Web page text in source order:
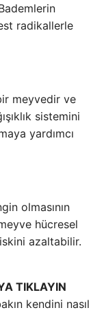
radikallerle
meyvedir ve
sistemini
yardımcı
olmasının
hücresel
azaltabilir.
TIKLAYIN